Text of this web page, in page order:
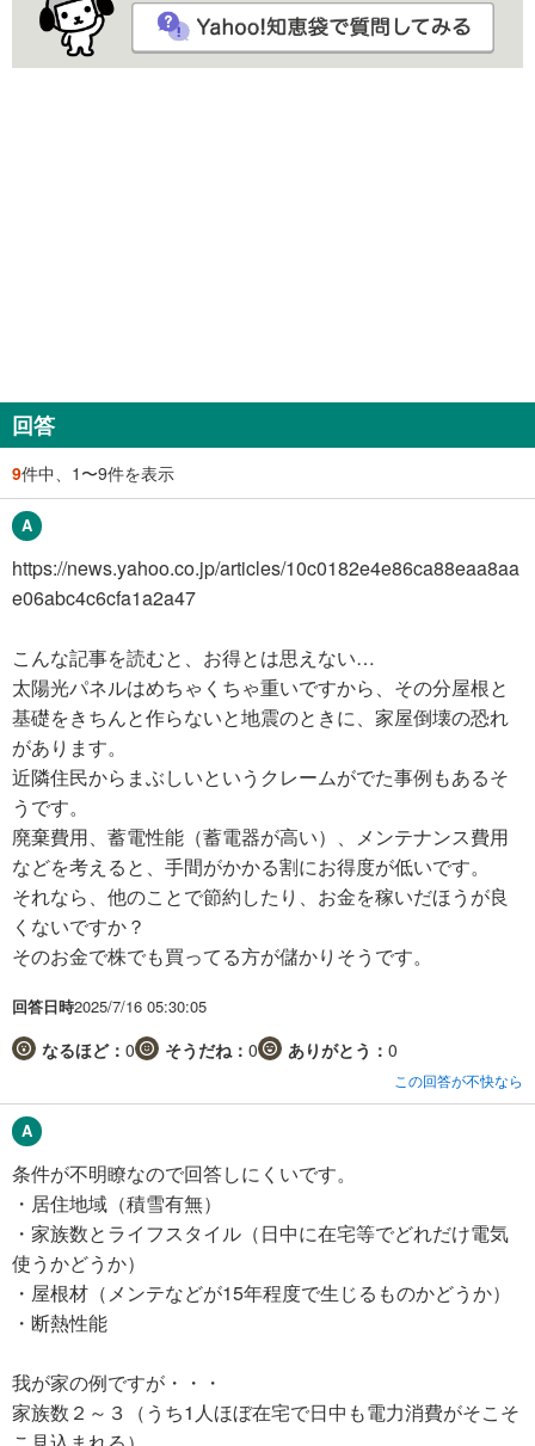
回答
9件中、1〜9件を表示
https://news.yahoo.co.jp/articles/10c0182e4e86ca88eaa8aa
e06abc4c6cfa1a2a47
こんな記事を読むと、お得とは思えない…
太陽光パネルはめちゃくちゃ重いですから、その分屋根と
基礎をきちんと作らないと地震のときに、家屋倒壊の恐れ
があります。
近隣住民からまぶしいというクレームがでた事例もあるそ
うです。
廃棄費用、蓄電性能（蓄電器が高い）、メンテナンス費用
などを考えると、手間がかかる割にお得度が低いです。
それなら、他のことで節約したり、お金を稼いだほうが良
くないですか？
そのお金で株でも買ってる方が儲かりそうです。
回答日時2025/7/16 05:30:05
なるほど： 0 そうだね： 0 ありがとう： 0
この回答が不快なら
条件が不明瞭なので回答しにくいです。
・居住地域（積雪有無）
・家族数とライフスタイル（日中に在宅等でどれだけ電気
使うかどうか）
・屋根材（メンテなどが15年程度で生じるものかどうか）
・断熱性能
我が家の例ですが・・・
家族数２～３（うち1人ほぼ在宅で日中も電力消費がそこそ